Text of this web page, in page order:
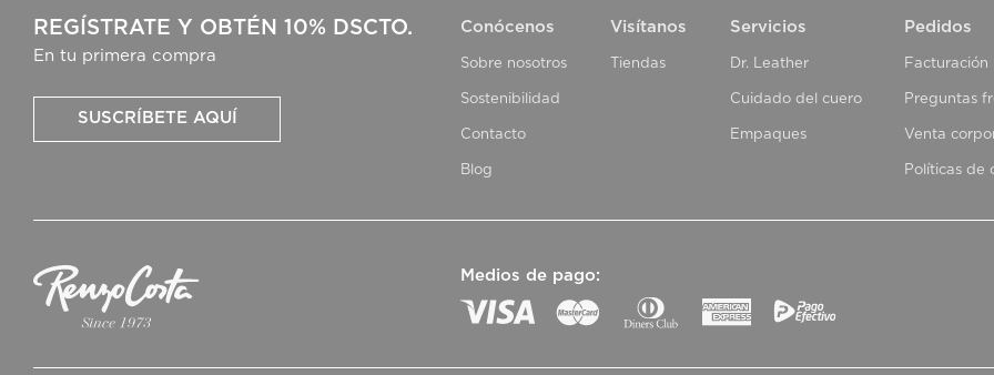
REGÍSTRATE Y OBTÉN 10% DSCTO.
En tu primera compra
SUSCRÍBETE AQUÍ
Conócenos
Sobre nosotros
Sostenibilidad
Contacto
Blog
Visítanos
Tiendas
Servicios
Dr. Leather
Cuidado del cuero
Empaques
Pedidos
Facturación
Preguntas
Venta
Políticas de
Medios de pago: